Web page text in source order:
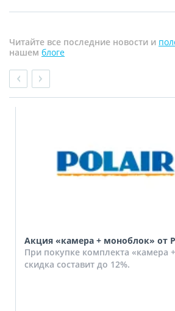
Читайте все последние новости и
нашем блоге
Акция «камера + моноблок» от
При покупке комплекта «камера
скидка составит до 12%.